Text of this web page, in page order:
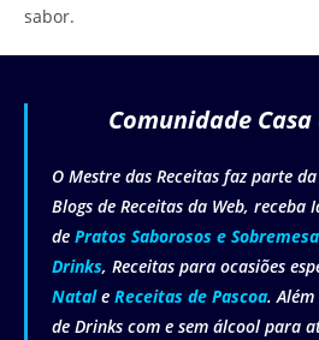
sabor.
Comunidade
O Mestre das Receitas faz parte
Blogs de Receitas da Web, receba
de Pratos Saborosos e
Drinks, Receitas para ocasiões
Natale Receitas de Pascoa.
de Drinks com e sem álcool para